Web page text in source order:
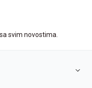
svim novostima.